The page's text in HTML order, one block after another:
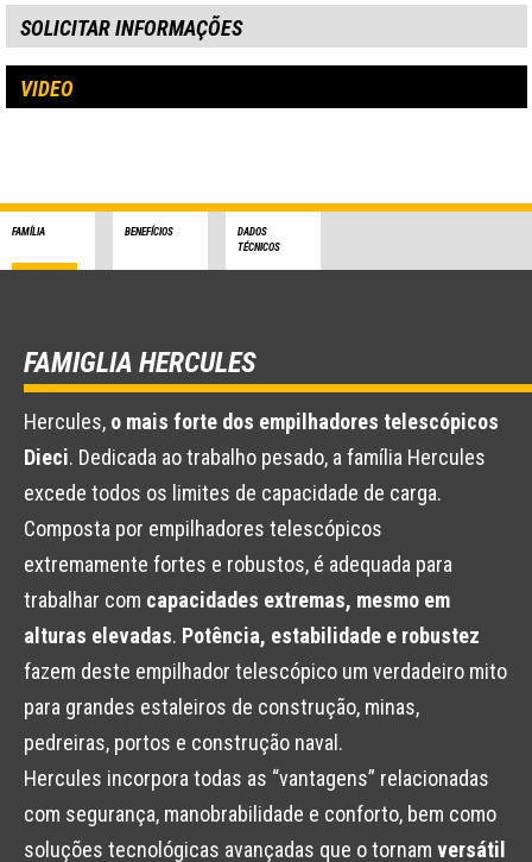
SOLICITAR INFORMAÇÕES
VIDEO
FAMÍLIA BENEFÍCIOS
DADOS
TÉCNICOS
FAMIGLIA HERCULES
Hercules, o mais forte dos empilhadores telescópicos
Dieci. Dedicada ao trabalho pesado, a família Hercules
excede todos os limites de capacidade de carga.
Composta por empilhadores telescópicos
extremamente fortes e robustos, é adequada para
trabalhar com capacidades extremas, mesmo em
alturas elevadas. Potência, estabilidade e robustez
fazem deste empilhador telescópico um verdadeiro mito
para grandes estaleiros de construção, minas,
pedreiras, portos e construção naval.
Hercules incorpora todas as “vantagens” relacionadas
com segurança, manobrabilidade e conforto, bem como
soluções tecnológicas avançadas que o tornam versátil